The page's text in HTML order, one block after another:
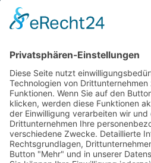
Kontakt
Acker Raum-Systeme GmbH
Ludwig-Erhard-Straße 18
D-20459 Hamburg
Telefon:+49 (0)40 - 685 669